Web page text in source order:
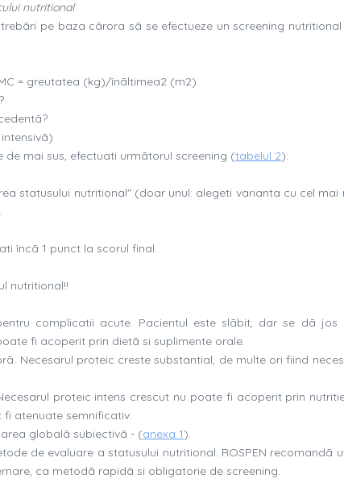
nutritional
pe baza cãrora sã se efectueze un screening nutritional
= greutatea (kg)/înãltimea2 (m2)
mai sus, efectuati urmãtorul screening (tabelul 2):
statusului nutritional" (doar unul: alegeti varianta cu cel mai
încã 1 punct la scorul final.
nutritional!!
complicatii acute. Pacientul este slãbit, dar se dã
fi acoperit prin dietã si suplimente orale.
Necesarul proteic creste substantial, de multe ori fiind
proteic intens crescut nu poate fi acoperit prin
atenuate semnificativ.
globalã subiectivã - (anexa 1).
de evaluare a statusului nutritional. ROSPEN recomandã
ca metodã rapidã si obligatorie de screening.